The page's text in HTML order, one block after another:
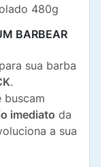
480g
BARBEAR
sua barba
.
buscam
imediato da
a sua